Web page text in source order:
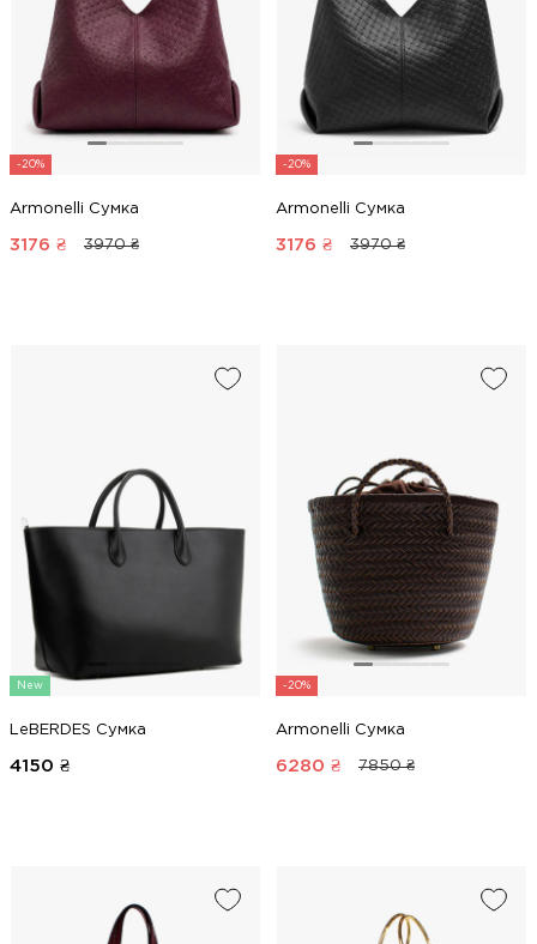
-20%
Armonelli Сумка
3176 ₴ 3970 ₴
-20%
Armonelli Сумка
3176 ₴ 3970 ₴
New
LeBERDES Сумка
4150 ₴
-20%
Armonelli Сумка
6280 ₴ 7850 ₴